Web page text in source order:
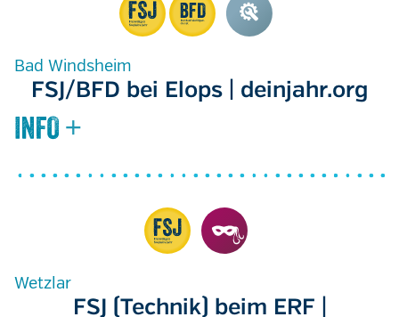
Bad Windsheim
FSJ/BFD bei Elops | deinjahr.org
Wetzlar
FSJ (Technik) beim ERF |